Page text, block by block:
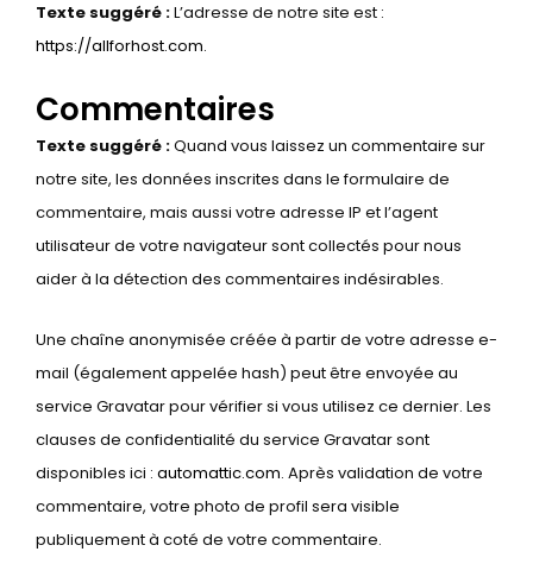
Texte suggéré :L’adresse de notre site est :
https://allforhost.com.
Commentaires
Texte suggéré :Quand vous laissez un commentaire sur
notre site, les données inscrites dans le formulaire de
commentaire, mais aussi votre adresse IP et l’agent
utilisateur de votre navigateur sont collectés pour nous
aider à la détection des commentaires indésirables.
Une chaîne anonymisée créée à partir de votre adresse e-
mail (également appelée hash) peut être envoyée au
service Gravatar pour vérifier si vous utilisez ce dernier. Les
clauses de confidentialité du service Gravatar sont
disponibles ici : automattic.com. Après validation de votre
commentaire, votre photo de profil sera visible
publiquement à coté de votre commentaire.